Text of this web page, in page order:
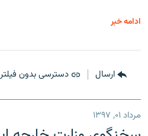
ادامه خبر
ارسال دسترسی بدون
مرداد ۰۱, ۱۳۹۷